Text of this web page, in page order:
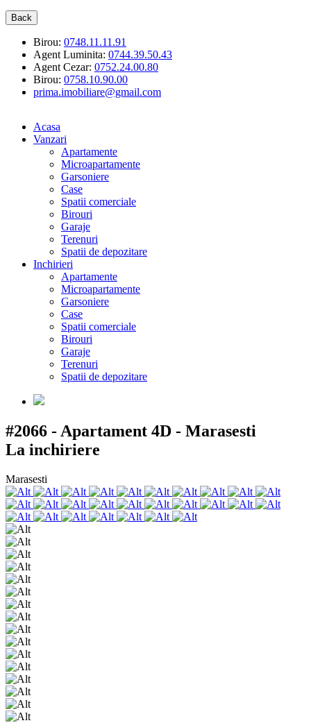
Back
Birou: 0748.11.11.91
Agent Luminita: 0744.39.50.43
Agent Cezar: 0752.24.00.80
Birou: 0758.10.90.00
prima.imobiliare@gmail.com
Acasa
Vanzari
Apartamente
Microapartamente
Garsoniere
Case
Spatii comerciale
Birouri
Garaje
Terenuri
Spatii de depozitare
Inchirieri
Apartamente
Microapartamente
Garsoniere
Case
Spatii comerciale
Birouri
Garaje
Terenuri
Spatii de depozitare
#2066 - Apartament 4D - Marasesti
La inchiriere
Marasesti